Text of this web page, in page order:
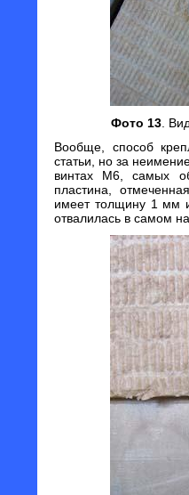
Фото 13.
Вообще, способ
статьи, но за
винтах М6, самых
пластина,
имеет толщину 1 мм
отвалилась в самом